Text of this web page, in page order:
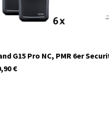
G15 Pro NC, PMR 6er
€